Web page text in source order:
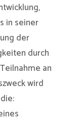
in seiner
der
durch
an
wird